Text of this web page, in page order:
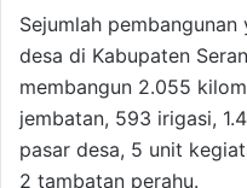
Sejumlah
desa di Kabupaten
membangun 2.055
jembatan, 593 irigasi,
pasar desa, 5 unit
2 tambatan perahu.